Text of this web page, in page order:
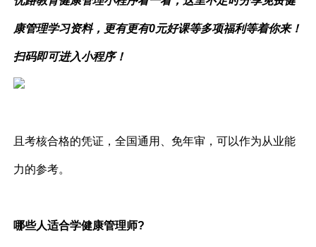
康管理学习资料，更有更有0元好课等多项福利等着你来！
扫码即可进入小程序！
且考核合格的凭证，全国通用、免年审，可以作为从业能
力的参考。
哪些人适合学健康管理师?